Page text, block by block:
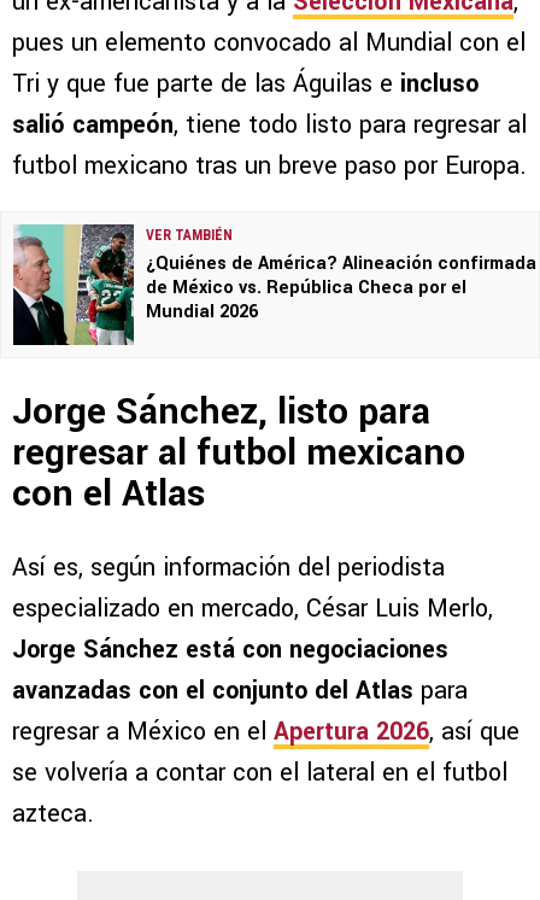
pues un elemento convocado al Mundial con el
Tri y que fue parte de las Águilas e incluso
salió campeón, tiene todo listo para regresar al
futbol mexicano tras un breve paso por Europa.
VER TAMBIÉN
¿Quiénes de América? Alineación confirmada
de México vs. República Checa por el
Mundial 2026
Jorge Sánchez, listo para
regresar al futbol mexicano
con el Atlas
Así es, según información del periodista
especializado en mercado, César Luis Merlo,
Jorge Sánchez está con negociaciones
avanzadas con el conjunto del Atlas para
regresar a México en el Apertura 2026, así que
se volvería a contar con el lateral en el futbol
azteca.